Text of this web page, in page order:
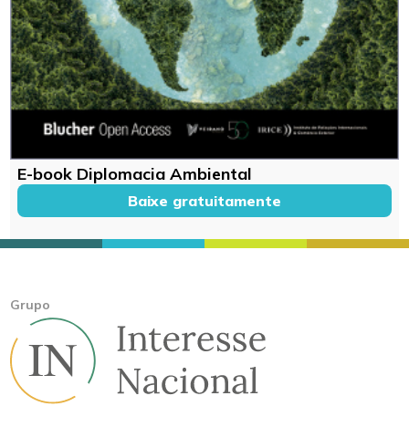
E-book Diplomacia Ambiental
Baixe gratuitamente
Grupo